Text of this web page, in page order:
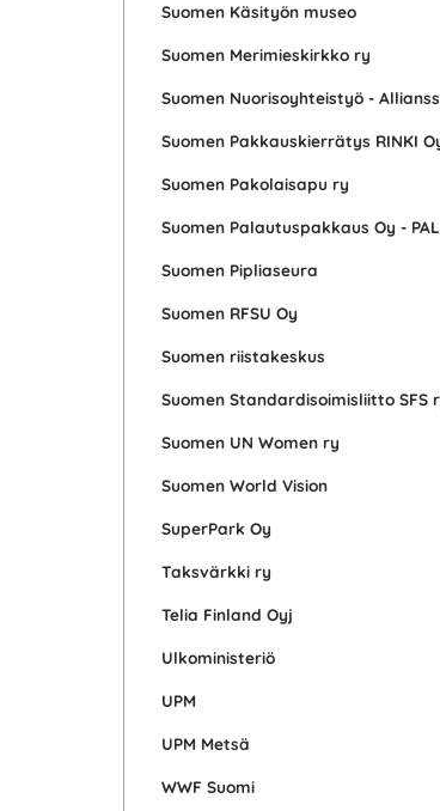
Suomen Käsityön museo
Suomen Merimieskirkko ry
Suomen Nuorisoyhteistyö -
Suomen Pakkauskierrätys RINKI
Suomen Pakolaisapu ry
Suomen Palautuspakkaus Oy -
Suomen Pipliaseura
Suomen RFSU Oy
Suomen riistakeskus
Suomen Standardisoimisliitto SFS
Suomen UN Women ry
Suomen World Vision
SuperPark Oy
Taksvärkki ry
Telia Finland Oyj
Ulkoministeriö
UPM
UPM Metsä
WWF Suomi